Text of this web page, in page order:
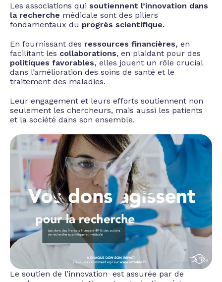
Les associations qui soutiennent l’innovation dans
la recherche médicale sont des piliers
fondamentaux du progrès scientifique.
En fournissant des ressources financières, en
facilitant les collaborations, en plaidant pour des
politiques favorables, elles jouent un rôle crucial
dans l’amélioration des soins de santé et le
traitement des maladies.
Leur engagement et leurs efforts soutiennent non
seulement les chercheurs, mais aussi les patients
et la société dans son ensemble.
Le soutien de l’innovation est assurée par de